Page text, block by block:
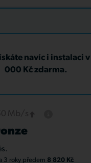
navíc i instalaci
000 Kč zdarma.
3 roky předem 8 820 Kč